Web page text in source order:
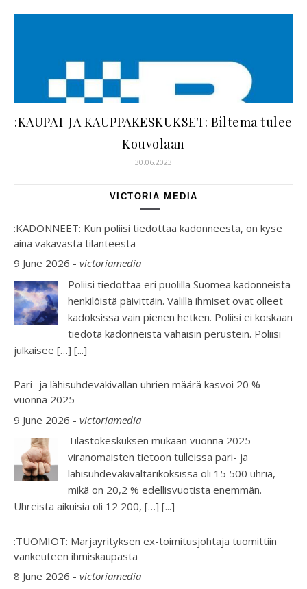
:KAUPAT JA KAUPPAKESKUKSET: Biltema tulee
Kouvolaan
30.06.2023
VICTORIA MEDIA
:KADONNEET: Kun poliisi tiedottaa kadonneesta, on kyse
aina vakavasta tilanteesta
9 June 2026 - victoriamedia
Poliisi tiedottaa eri puolilla Suomea kadonneista
henkilöistä päivittäin. Välillä ihmiset ovat olleet
kadoksissa vain pienen hetken. Poliisi ei koskaan
tiedota kadonneista vähäisin perustein. Poliisi
julkaisee […] [...]
Pari- ja lähisuhdeväkivallan uhrien määrä kasvoi 20 %
vuonna 2025
9 June 2026 - victoriamedia
Tilastokeskuksen mukaan vuonna 2025
viranomaisten tietoon tulleissa pari- ja
lähisuhdeväkivaltarikoksissa oli 15 500 uhria,
mikä on 20,2 % edellisvuotista enemmän.
Uhreista aikuisia oli 12 200, […] [...]
:TUOMIOT: Marjayrityksen ex-toimitusjohtaja tuomittiin
vankeuteen ihmiskaupasta
8 June 2026 - victoriamedia